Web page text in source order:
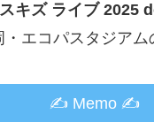
キズ ライブ 2025
・エコパスタジアム
✍ Memo ✍